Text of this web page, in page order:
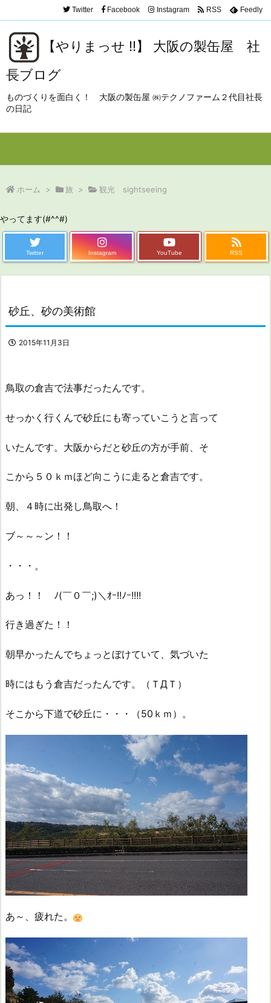
【やりまっせ !!】 大阪の製缶屋 社
長ブログ
ものづくりを面白く！ 大阪の製缶屋 ㈱テクノファーム２代目社長
の日記
Twitter Facebook Instagram RSS Feedly
ホーム > 旅 > 観光 sightseeing
やってます(#^^#)
Twitter Instagram YouTube RSS
砂丘、砂の美術館
2015年11月3日
鳥取の倉吉で法事だったんです。
せっかく行くんで砂丘にも寄っていこうと言って
いたんです。大阪からだと砂丘の方が手前、そ
こから５０ｋｍほど向こうに走ると倉吉です。
朝、４時に出発し鳥取へ！
ブ～～～ン！！
・・・。
あっ！！ ﾉ(￣０￣;)＼ｵｰ!!ﾉｰ!!!!
行き過ぎた！！
朝早かったんでちょっとぼけていて、気づいた
時にはもう倉吉だったんです。（ＴДＴ）
そこから下道で砂丘に・・・（50ｋｍ）。
あ～、疲れた。